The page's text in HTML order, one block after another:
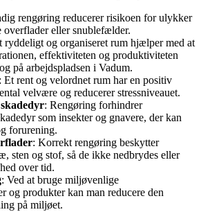
rengøring reducerer risikoen for ulykker
overflader eller snublefælder.
ryddeligt og organiseret rum hjælper med at
effektiviteten og produktiviteten
på arbejdspladsen i Vadum.
: Et rent og velordnet rum har en positiv
velvære og reducerer stressniveauet.
: Rengøring forhindrer
som insekter og gnavere, der kan
forurening.
: Korrekt rengøring beskytter
sten og stof, så de ikke nedbrydes eller
over tid.
: Ved at bruge miljøvenlige
og produkter kan man reducere den
på miljøet.